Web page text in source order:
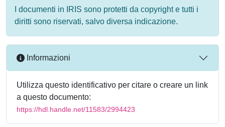
I documenti in IRIS sono protetti da copyright e tutti i
diritti sono riservati, salvo diversa indicazione.
Informazioni
Utilizza questo identificativo per citare o creare un link
a questo documento:
https://hdl.handle.net/11583/2994423